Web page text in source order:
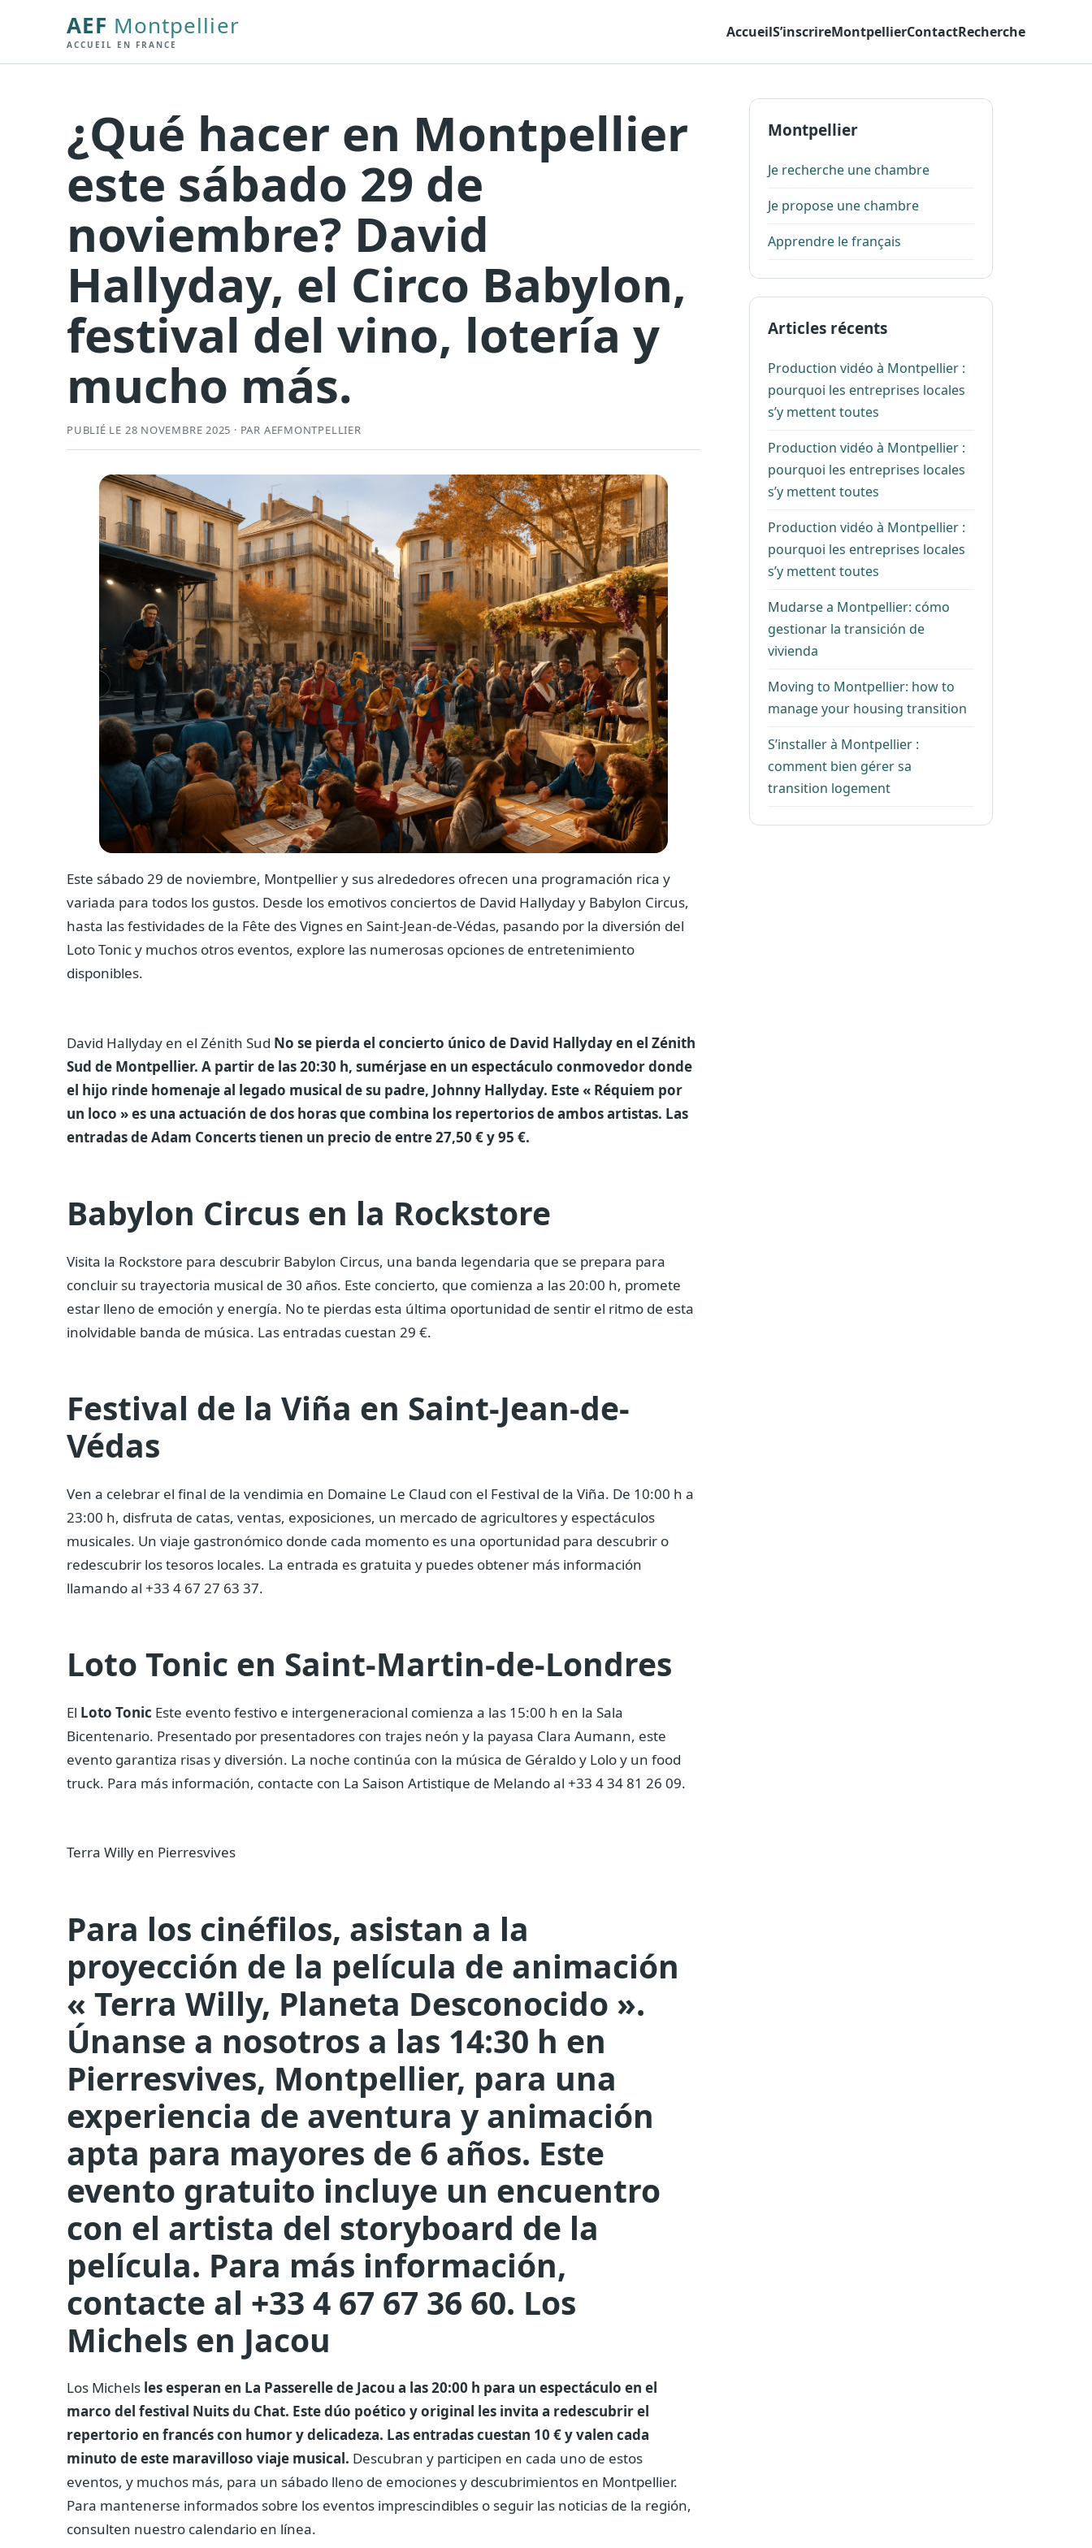
AEF Montpellier
ACCUEIL EN FRANCE
AccueilS’inscrireMontpellierContactRecherche
¿Qué hacer en Montpellier
este sábado 29 de
noviembre? David
Hallyday, el Circo Babylon,
festival del vino, lotería y
mucho más.
PUBLIÉ LE 28 NOVEMBRE 2025 · PAR AEFMONTPELLIER
Este sábado 29 de noviembre, Montpellier y sus alrededores ofrecen una programación rica y
variada para todos los gustos. Desde los emotivos conciertos de David Hallyday y Babylon Circus,
hasta las festividades de la Fête des Vignes en Saint-Jean-de-Védas, pasando por la diversión del
Loto Tonic y muchos otros eventos, explore las numerosas opciones de entretenimiento
disponibles.
David Hallyday en el Zénith Sud No se pierda el concierto único de David Hallyday en el Zénith
Sud de Montpellier. A partir de las 20:30 h, sumérjase en un espectáculo conmovedor donde
el hijo rinde homenaje al legado musical de su padre, Johnny Hallyday. Este « Réquiem por
un loco » es una actuación de dos horas que combina los repertorios de ambos artistas. Las
entradas de Adam Concerts tienen un precio de entre 27,50 € y 95 €.
Babylon Circus en la Rockstore
Visita la Rockstore para descubrir Babylon Circus, una banda legendaria que se prepara para
concluir su trayectoria musical de 30 años. Este concierto, que comienza a las 20:00 h, promete
estar lleno de emoción y energía. No te pierdas esta última oportunidad de sentir el ritmo de esta
inolvidable banda de música. Las entradas cuestan 29 €.
Festival de la Viña en Saint-Jean-de-
Védas
Ven a celebrar el final de la vendimia en Domaine Le Claud con el Festival de la Viña. De 10:00 h a
23:00 h, disfruta de catas, ventas, exposiciones, un mercado de agricultores y espectáculos
musicales. Un viaje gastronómico donde cada momento es una oportunidad para descubrir o
redescubrir los tesoros locales. La entrada es gratuita y puedes obtener más información
llamando al +33 4 67 27 63 37.
Loto Tonic en Saint-Martin-de-Londres
El Loto Tonic Este evento festivo e intergeneracional comienza a las 15:00 h en la Sala
Bicentenario. Presentado por presentadores con trajes neón y la payasa Clara Aumann, este
evento garantiza risas y diversión. La noche continúa con la música de Géraldo y Lolo y un food
truck. Para más información, contacte con La Saison Artistique de Melando al +33 4 34 81 26 09.
Terra Willy en Pierresvives
Para los cinéfilos, asistan a la
proyección de la película de animación
« Terra Willy, Planeta Desconocido ».
Únanse a nosotros a las 14:30 h en
Pierresvives, Montpellier, para una
experiencia de aventura y animación
apta para mayores de 6 años. Este
evento gratuito incluye un encuentro
con el artista del storyboard de la
película. Para más información,
contacte al +33 4 67 67 36 60. Los
Michels en Jacou
Los Michels les esperan en La Passerelle de Jacou a las 20:00 h para un espectáculo en el
marco del festival Nuits du Chat. Este dúo poético y original les invita a redescubrir el
repertorio en francés con humor y delicadeza. Las entradas cuestan 10 € y valen cada
minuto de este maravilloso viaje musical. Descubran y participen en cada uno de estos
eventos, y muchos más, para un sábado lleno de emociones y descubrimientos en Montpellier.
Para mantenerse informados sobre los eventos imprescindibles o seguir las noticias de la región,
consulten nuestro calendario en línea.
Montpellier
Je recherche une chambre
Je propose une chambre
Apprendre le français
Articles récents
Production vidéo à Montpellier :
pourquoi les entreprises locales
s’y mettent toutes
Production vidéo à Montpellier :
pourquoi les entreprises locales
s’y mettent toutes
Production vidéo à Montpellier :
pourquoi les entreprises locales
s’y mettent toutes
Mudarse a Montpellier: cómo
gestionar la transición de
vivienda
Moving to Montpellier: how to
manage your housing transition
S’installer à Montpellier :
comment bien gérer sa
transition logement